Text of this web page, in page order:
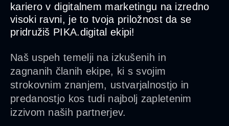
kariero v digitalnem marketingu na izredno
visoki ravni, je to tvoja priložnost da se
pridružiš PIKA.digital ekipi!
Naš uspeh temelji na izkušenih in
zagnanih članih ekipe, ki s svojim
strokovnim znanjem, ustvarjalnostjo in
predanostjo kos tudi najbolj zapletenim
izzivom naših partnerjev.